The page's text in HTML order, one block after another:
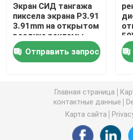
Экран СИД стадиона
Экран дисплея СИД этапа
Изогнутый экран СИД
Модули экрана СИД
Экран СИД тангажа
пиксела экрана P3.91
3.91mm на открытом
воздухе рекламы
RGB
Отправить запрос
Главная страница
контактные данные
Карта сайта